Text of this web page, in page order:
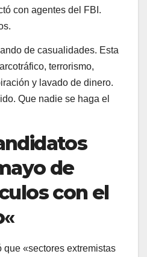
con agentes del FBI.
de casualidades. Esta
terrorismo,
y lavado de dinero.
Que nadie se haga el
de
con el
«
que «sectores extremistas